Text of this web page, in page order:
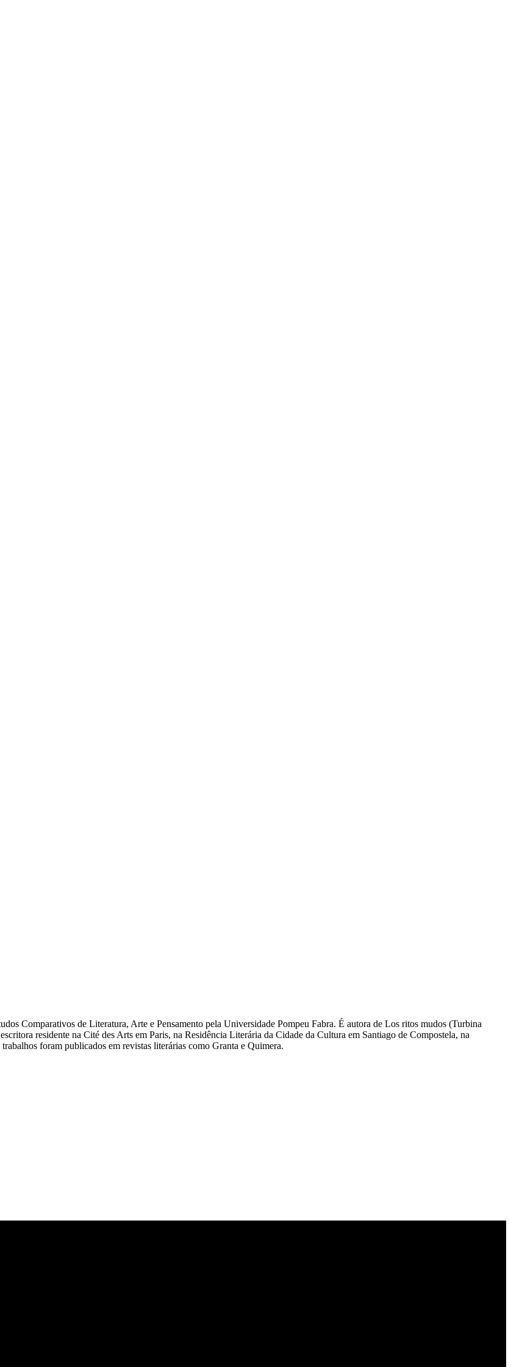
Comparativos de Literatura, Arte e Pensamento pela Universidade Pompeu Fabra. É autora de Los ritos mudos (Turbina
residente na Cité des Arts em Paris, na Residência Literária da Cidade da Cultura em Santiago de Compostela, na
foram publicados em revistas literárias como Granta e Quimera.